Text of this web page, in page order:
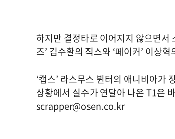
하지만 결정타로 이어지지 않으면서
즈’ 김수환의 직스와 ‘페이커’ 이상
‘캡스’ 라스무스 뷘터의 애니비아가
상황에서 실수가 연달아 나온 T1은
scrapper@osen.co.kr